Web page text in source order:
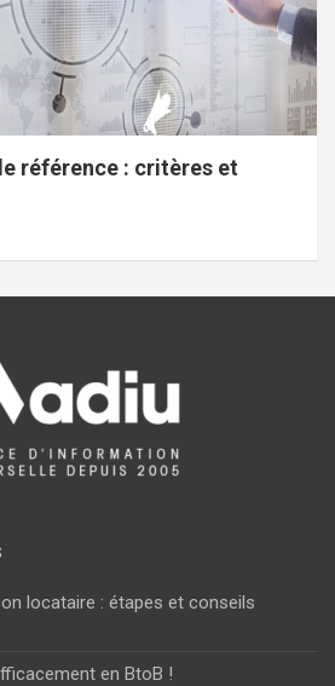
référence : critères et
locataire : étapes et conseils
en BtoB !